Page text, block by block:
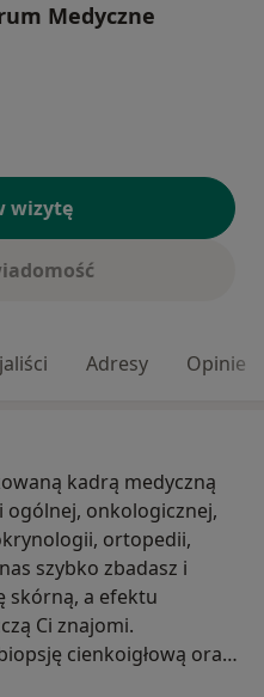
Medyczne
wizytę
Adresy Opinie
kadrą medyczną
ogólnej, onkologicznej,
ortopedii,
szybko zbadasz i
skórną, a efektu
Ci znajomi.
cienkoigłową oraz
Centrum możesz